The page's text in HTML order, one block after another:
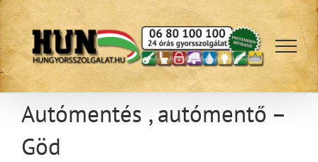
Kihagyás
Autómentés , autómentő –
Göd